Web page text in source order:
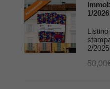
1/2026
2/
50,00